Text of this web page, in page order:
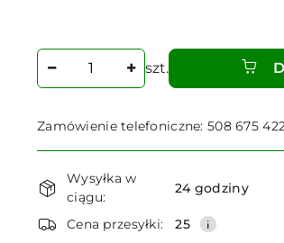
Ilość
szt.
Zamówienie telefoniczne: 508 675
Dostępność
i
dostawa
Wysyłka w
ciągu:
24 godziny
Cena przesyłki: 25